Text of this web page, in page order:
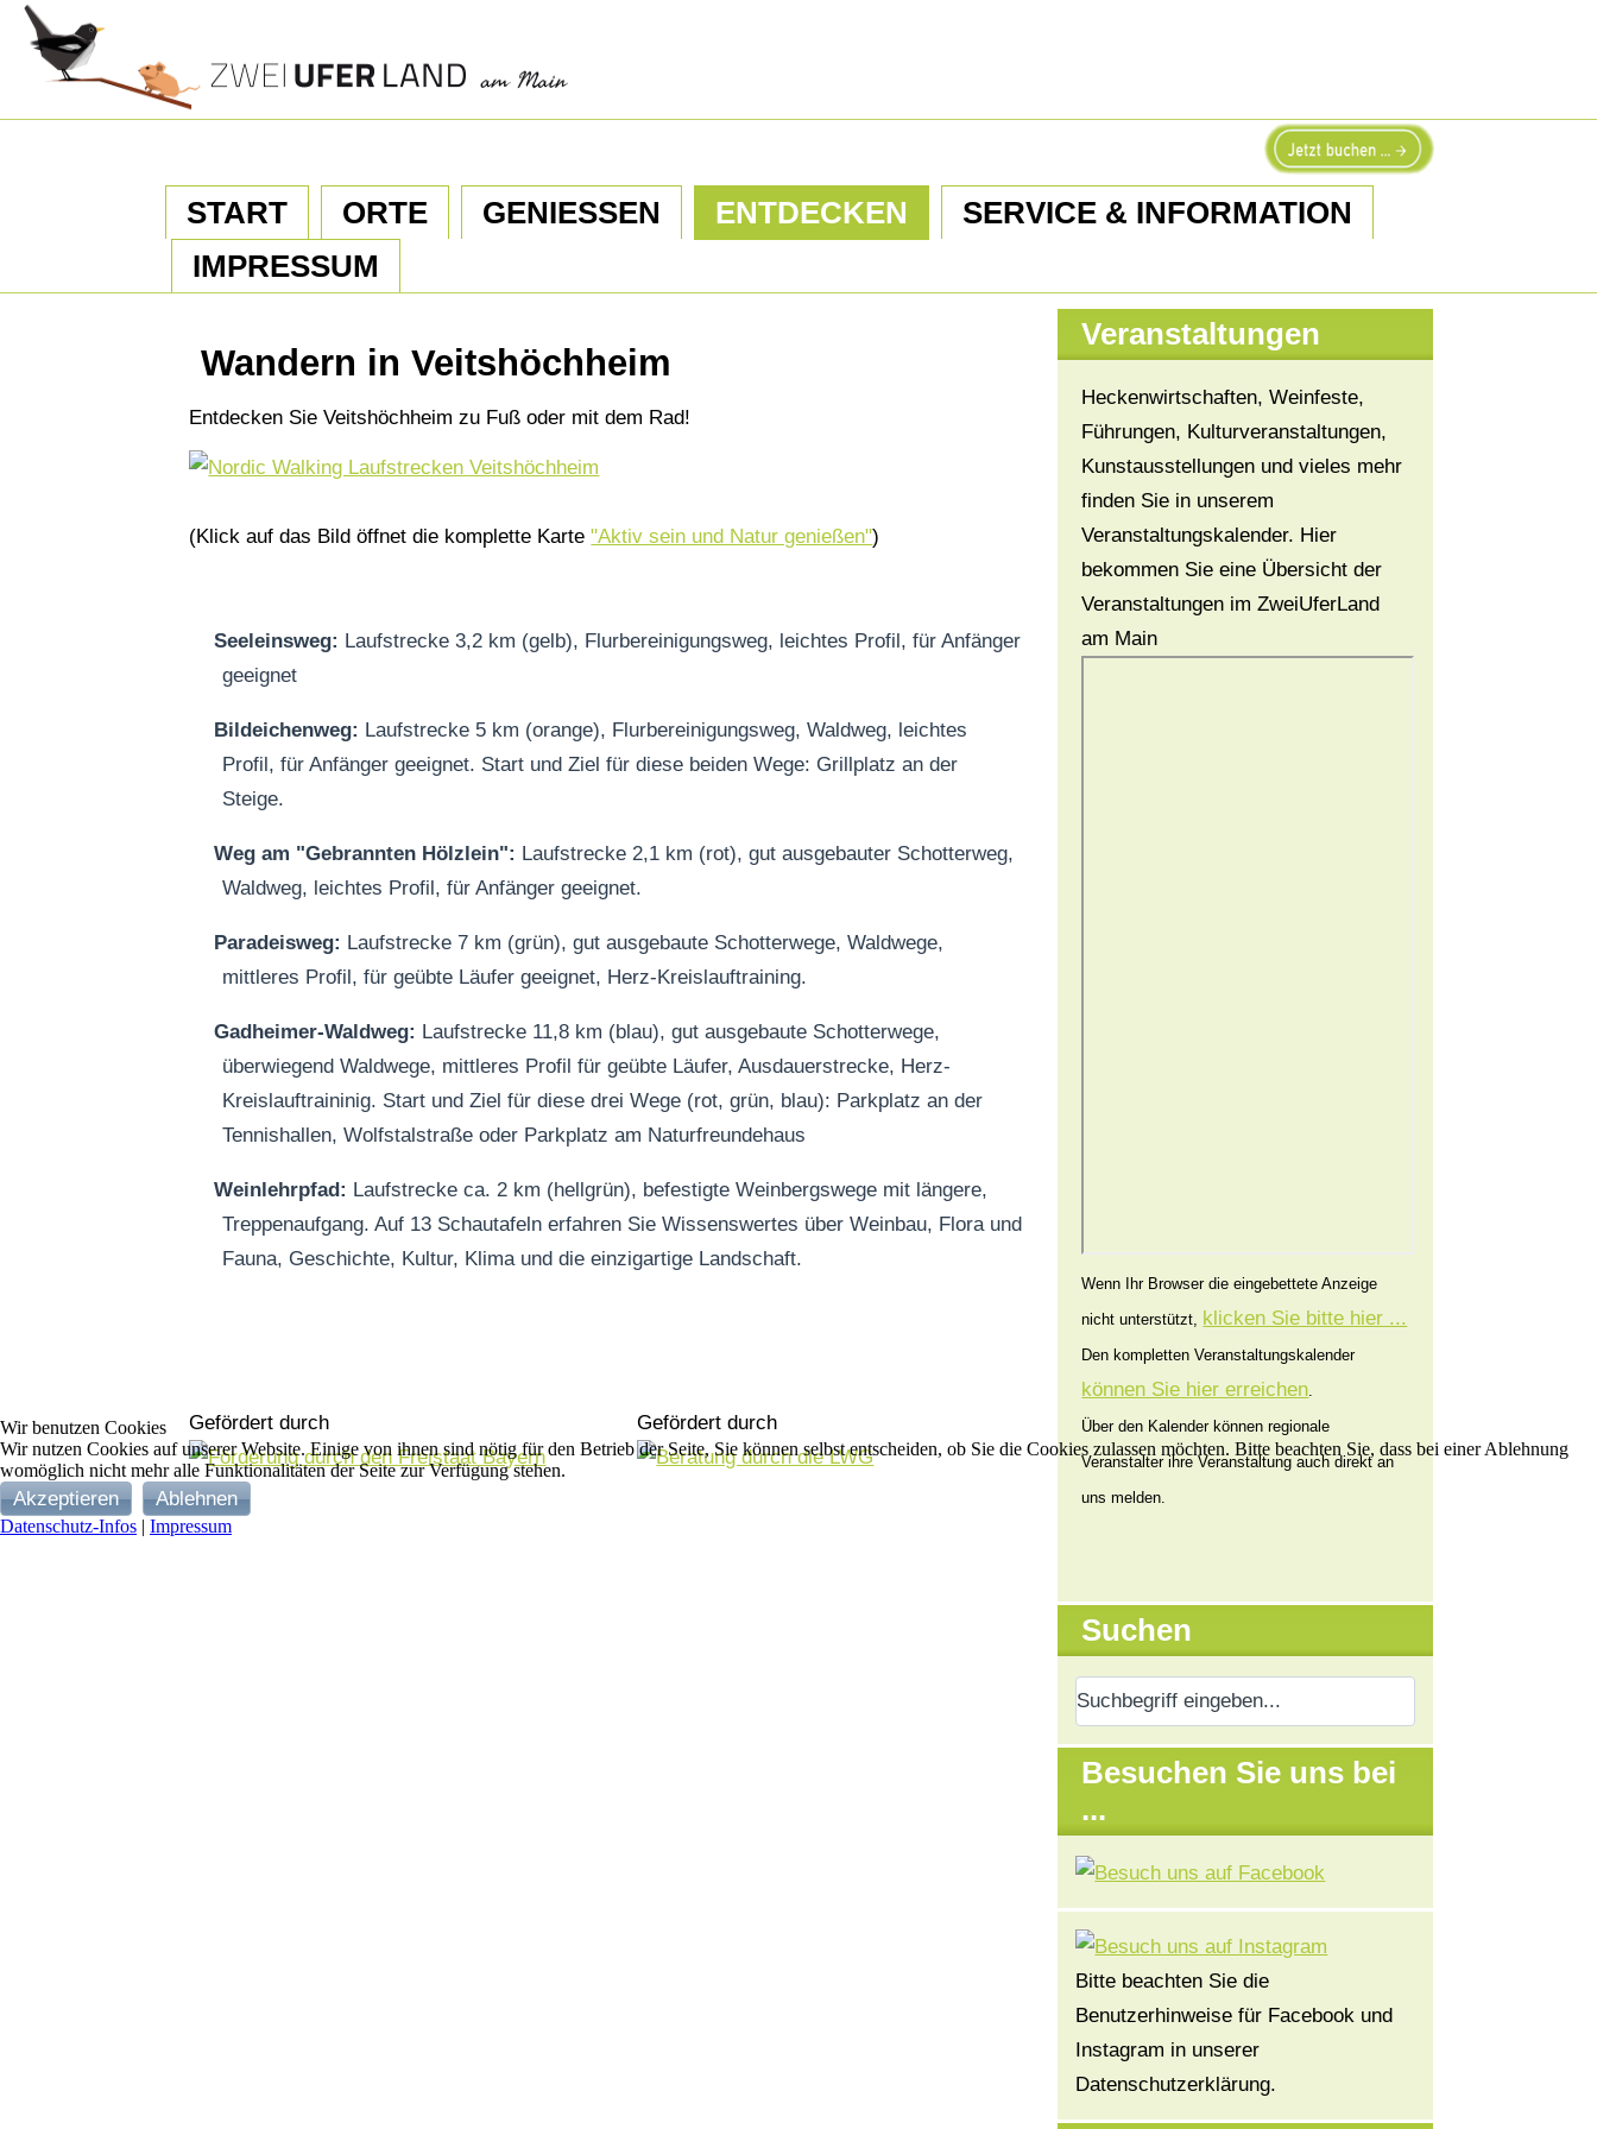
START ORTE GENIESSEN ENTDECKEN
SERVICE & INFORMATION
IMPRESSUM
Wandern in Veitshöchheim
Entdecken Sie Veitshöchheim zu Fuß oder mit dem Rad!
(Klick auf das Bild öffnet die komplette Karte"Aktiv sein und Natur genießen")
Seeleinsweg: Laufstrecke 3,2 km (gelb), Flurbereinigungsweg, leichtes Profil, für Anfänger
geeignet
Bildeichenweg: Laufstrecke 5 km (orange), Flurbereinigungsweg, Waldweg, leichtes
Profil, für Anfänger geeignet. Start und Ziel für diese beiden Wege: Grillplatz an der
Steige.
Weg am "Gebrannten Hölzlein": Laufstrecke 2,1 km (rot), gut ausgebauter Schotterweg,
Waldweg, leichtes Profil, für Anfänger geeignet.
Paradeisweg: Laufstrecke 7 km (grün), gut ausgebaute Schotterwege, Waldwege,
mittleres Profil, für geübte Läufer geeignet, Herz-Kreislauftraining.
Gadheimer-Waldweg: Laufstrecke 11,8 km (blau), gut ausgebaute Schotterwege,
überwiegend Waldwege, mittleres Profil für geübte Läufer, Ausdauerstrecke, Herz-
Kreislauftraininig. Start und Ziel für diese drei Wege (rot, grün, blau): Parkplatz an der
Tennishallen, Wolfstalstraße oder Parkplatz am Naturfreundehaus
Weinlehrpfad: Laufstrecke ca. 2 km (hellgrün), befestigte Weinbergswege mit längere,
Treppenaufgang. Auf 13 Schautafeln erfahren Sie Wissenswertes über Weinbau, Flora und
Fauna, Geschichte, Kultur, Klima und die einzigartige Landschaft.
Gefördert durch Gefördert durch
Veranstaltungen
Heckenwirtschaften, Weinfeste,
Führungen, Kulturveranstaltungen,
Kunstausstellungen und vieles mehr
finden Sie in unserem
Veranstaltungskalender. Hier
bekommen Sie eine Übersicht der
Veranstaltungen im ZweiUferLand
am Main
Wenn Ihr Browser die eingebettete Anzeige
nicht unterstützt, klicken Sie bitte hier ...
Den kompletten Veranstaltungskalender
können Sie hier erreichen.
Über den Kalender können regionale
Veranstalter ihre Veranstaltung auch direkt an
uns melden.
Suchen
Besuchen Sie uns bei
...
Bitte beachten Sie die
Benutzerhinweise für Facebook und
Instagram in unserer
Datenschutzerklärung.
Wir benutzen Cookies
Wir nutzen Cookies auf unserer Website. Einige von ihnen sind nötig für den Betrieb der Seite, Sie können selbst entscheiden, ob Sie die Cookies zulassen möchten. Bitte beachten Sie, dass bei einer Ablehnung
womöglich nicht mehr alle Funktionalitäten der Seite zur Verfügung stehen.
Akzeptieren Ablehnen
Datenschutz-Infos | Impressum